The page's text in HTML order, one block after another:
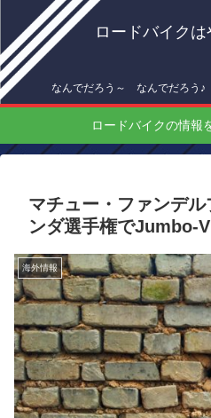
ロードバイク
なんでだろう～ なんでだろう
ロードバイクの情報
マチュー・ファンデ
ンダ選手権でJumbo-
海外情報